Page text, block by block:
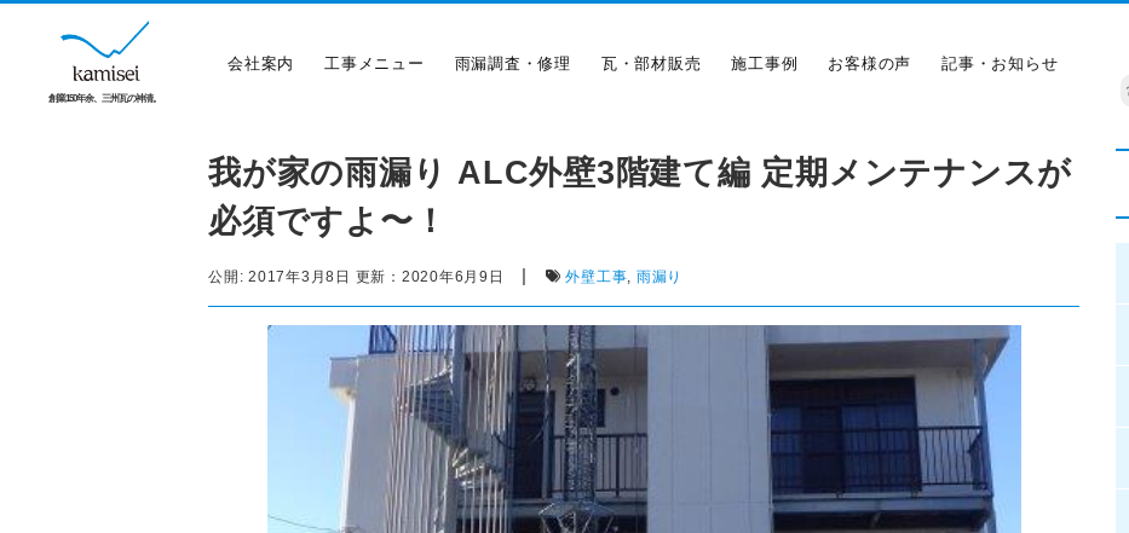
創業150年余、三州瓦の神清。
会社案内 工事メニュー 雨漏調査・修理 瓦・部材販売 施工事例 お客様の声 記事・お知らせ
我が家の雨漏り ALC外壁3階建て編 定期メンテナンスが
必須ですよ〜！
公開: 2017年3月8日 更新： 2020年6月9日 | 外壁工事, 雨漏り